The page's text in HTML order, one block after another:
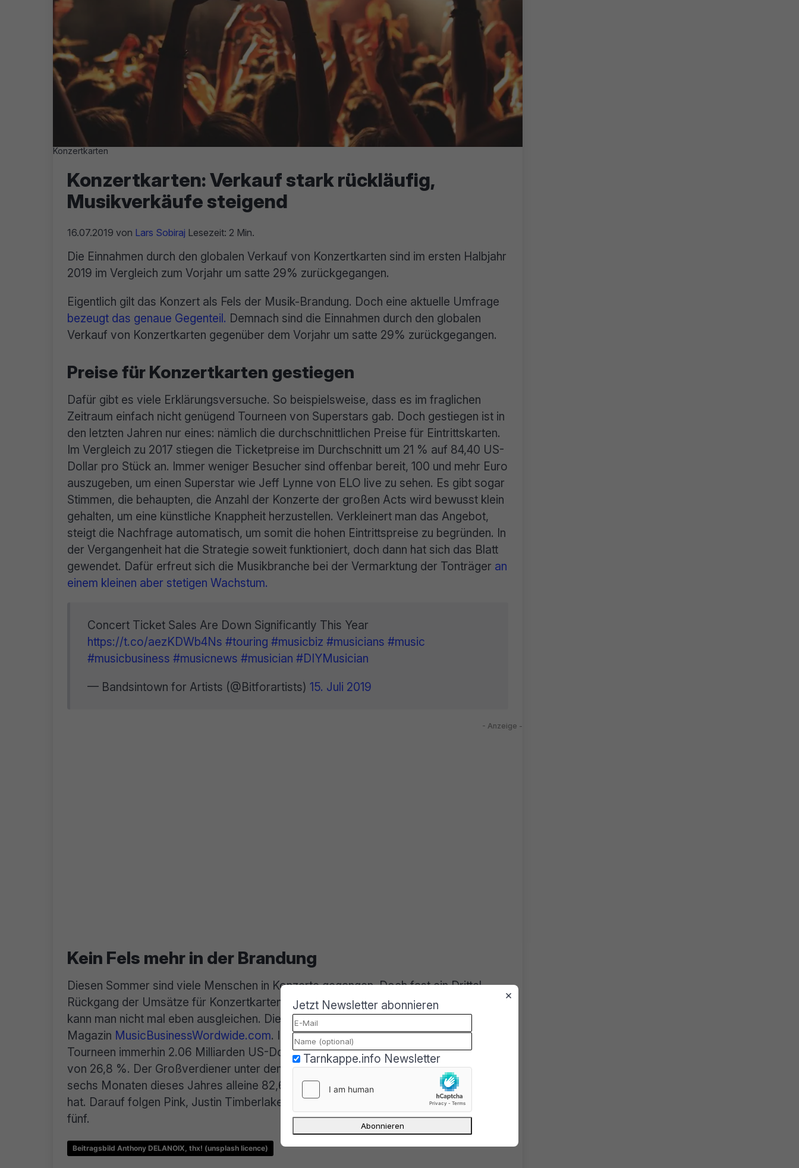
Konzertkarten
Konzertkarten: Verkauf stark rückläufig,
Musikverkäufe steigend
16.07.2019 von Lars Sobiraj Lesezeit: 2 Min.
Die Einnahmen durch den globalen Verkauf von Konzertkarten sind im ersten Halbjahr
2019 im Vergleich zum Vorjahr um satte 29% zurückgegangen.
Eigentlich gilt das Konzert als Fels der Musik-Brandung. Doch eine aktuelle Umfrage
bezeugt das genaue Gegenteil. Demnach sind die Einnahmen durch den globalen
Verkauf von Konzertkarten gegenüber dem Vorjahr um satte 29% zurückgegangen.
Preise für Konzertkarten gestiegen
Dafür gibt es viele Erklärungsversuche. So beispielsweise, dass es im fraglichen
Zeitraum einfach nicht genügend Tourneen von Superstars gab. Doch gestiegen ist in
den letzten Jahren nur eines: nämlich die durchschnittlichen Preise für Eintrittskarten.
Im Vergleich zu 2017 stiegen die Ticketpreise im Durchschnitt um 21 % auf 84,40 US-
Dollar pro Stück an. Immer weniger Besucher sind offenbar bereit, 100 und mehr Euro
auszugeben, um einen Superstar wie Jeff Lynne von ELO live zu sehen. Es gibt sogar
Stimmen, die behaupten, die Anzahl der Konzerte der großen Acts wird bewusst klein
gehalten, um eine künstliche Knappheit herzustellen. Verkleinert man das Angebot,
steigt die Nachfrage automatisch, um somit die hohen Eintrittspreise zu begründen. In
der Vergangenheit hat die Strategie soweit funktioniert, doch dann hat sich das Blatt
gewendet. Dafür erfreut sich die Musikbranche bei der Vermarktung der Tonträger an
einem kleinen aber stetigen Wachstum.
Concert Ticket Sales Are Down Significantly This Year
https://t.co/aezKDWb4Ns #touring #musicbiz #musicians #music
#musicbusiness #musicnews #musician #DIYMusician
— Bandsintown for Artists (@Bitforartists) 15. Juli 2019
Kein Fels mehr in der Brandung
Diesen Sommer sind viele Menschen in Konzerte gegangen. Doch fast ein Drittel
Rückgang der Umsätze für Konzertkarten im ersten Halbjahr, derart hohe Einbußen
kann man nicht mal eben ausgleichen. Die Umfrage wurde erstellt vom Online-
Magazin MusicBusinessWordwide.com. Im ersten Halbjahr wurden mit den Top 100
Tourneen immerhin 2.06 Milliarden US-Dollar verdient, dennoch ist dies ein Rückgang
von 26,8 %. Der Großverdiener unter den Musikern war Elton John, der in den ersten
sechs Monaten dieses Jahres alleine 82,6 Millionen US-Dollar in 56 Shows generiert
hat. Darauf folgen Pink, Justin Timberlake, Metallica und Fleetwood Mac auf Rang
fünf.
Beitragsbild Anthony DELANOIX, thx! (unsplash licence)
×
Jetzt Newsletter abonnieren
Tarnkappe.info Newsletter